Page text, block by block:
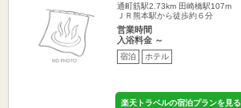
通町筋駅2.73km 田崎橋駅107m
ＪＲ熊本駅から徒歩約６分
営業時間
入浴料金 ～
宿泊 ホテル
楽天トラベルの宿泊プランを見る